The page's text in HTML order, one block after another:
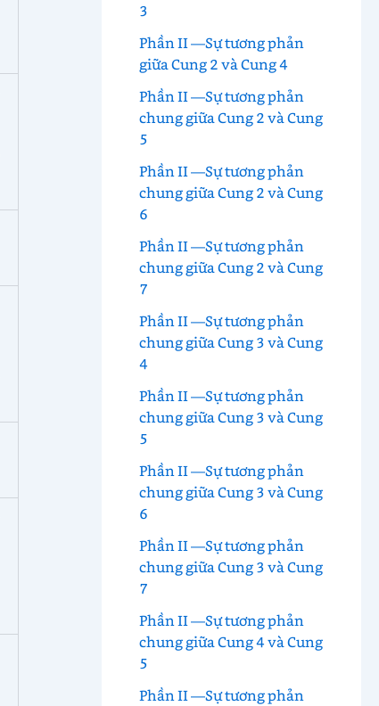
3
Phần II —Sự tương phản
giữa Cung 2 và Cung 4
Phần II —Sự tương phản
chung giữa Cung 2 và Cung
5
Phần II —Sự tương phản
chung giữa Cung 2 và Cung
6
Phần II —Sự tương phản
chung giữa Cung 2 và Cung
7
Phần II —Sự tương phản
chung giữa Cung 3 và Cung
4
Phần II —Sự tương phản
chung giữa Cung 3 và Cung
5
Phần II —Sự tương phản
chung giữa Cung 3 và Cung
6
Phần II —Sự tương phản
chung giữa Cung 3 và Cung
7
Phần II —Sự tương phản
chung giữa Cung 4 và Cung
5
Phần II —Sự tương phản